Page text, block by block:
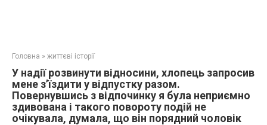
Головна » життєві історії
У надії розвинути відносини, хлопець запросив
мене з’їздити у відпустку разом.
Повернувшись з відпочинку я була неприємно
здивована і такого повороту подій не
очікувала, думала, що він порядний чоловік